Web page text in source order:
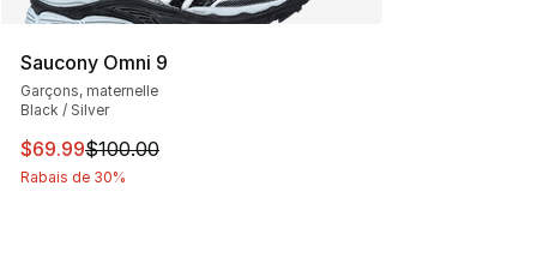
Saucony Omni 9
Garçons, maternelle
Black / Silver
Cet article est en solde. Le prix est passé de $100.00 à
$69.99$100.00
Rabais de 30%